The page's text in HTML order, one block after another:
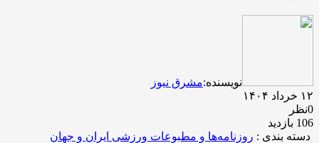
نویسنده:مشرق نیوز
۱۲ خرداد ۱۴۰۴
0نظر
106 بازدید
دسته بندی : روزنامه‌ها و مطبوعات ورزشی ایران و جهان